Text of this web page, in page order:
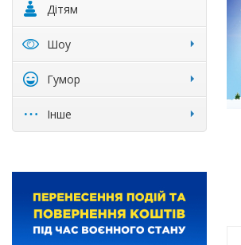
Дітям
Шоу
Гумор
Інше